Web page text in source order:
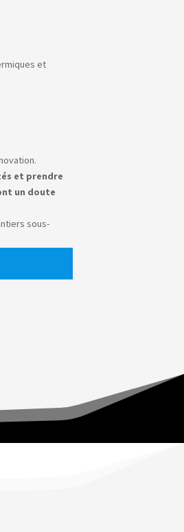
et
et prendre
un doute
sous-